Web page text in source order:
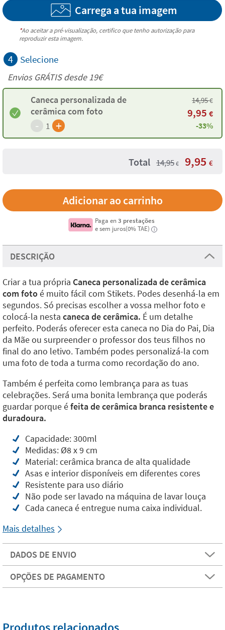
Carrega a tua imagem
*Ao aceitar a pré-visualização, certifico que tenho autorização para
reproduzir esta imagem.
4 Selecione
Envios GRÁTIS desde 19€
Caneca personalizada de
cerâmica com foto
- 1 +
14,95€
9,95 €
-33%
Total 14,95 € 9,95 €
Paga en3 prestações
e sem juros(0% TAE)
i
DESCRIÇÃO
Criar a tua própria Caneca personalizada de cerâmica
com fotoé muito fácil com Stikets. Podes desenhá-la em
segundos. Só precisas escolher a vossa melhor foto e
colocá-la nesta caneca de cerâmica. É um detalhe
perfeito. Poderás oferecer esta caneca no Dia do Pai, Dia
da Mãe ou surpreender o professor dos teus filhos no
final do ano letivo. Também podes personalizá-la com
uma foto de toda a turma como recordação do ano.
Também é perfeita como lembrança para as tuas
celebrações. Será uma bonita lembrança que poderás
guardar porque éfeita de cerâmica branca resistente e
duradoura.
Capacidade: 300ml
Medidas: Ø8 x 9 cm
Material: cerâmica branca de alta qualidade
Asas e interior disponíveis em diferentes cores
Resistente para uso diário
Não pode ser lavado na máquina de lavar louça
Cada caneca é entregue numa caixa individual.
Mais detalhes
DADOS DE ENVIO
OPÇÕES DE PAGAMENTO